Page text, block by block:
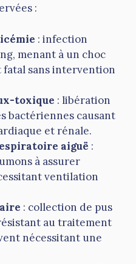
:
: infection
menant à un choc
fatal sans intervention
toxique : libération
bactériennes causant
et rénale.
aiguë :
à assurer
ventilation
: collection de pus
au traitement
nécessitant une